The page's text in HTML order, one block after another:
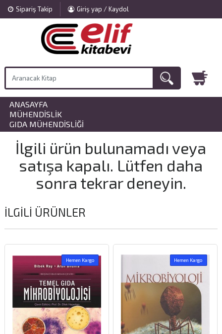
Sipariş Takip Giriş yap / Kaydol
ANASAYFA
MÜHENDISLIK
GIDA MÜHENDISLIĞI
İlgili ürün bulunamadı veya
satışa kapalı. Lütfen daha
sonra tekrar deneyin.
İLGILI ÜRÜNLER
Hemen Kargo Hemen Kargo